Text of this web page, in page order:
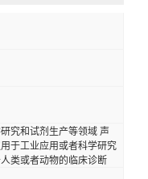
究和试剂生产等领域 声
于工业应用或者科学研究
类或者动物的临床诊断